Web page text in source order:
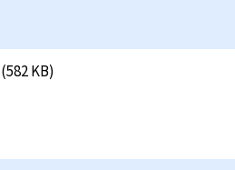
(582 KB)